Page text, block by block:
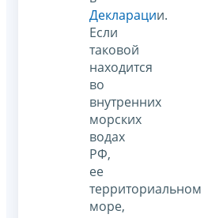
Декларации.
Если
таковой
находится
во
внутренних
морских
водах
РФ,
ее
территориальном
море,